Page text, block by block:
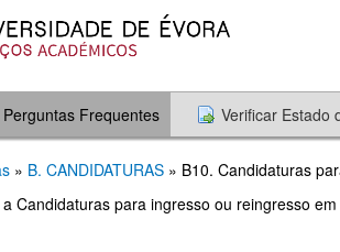
Perguntas Frequentes Verificar Estado
» B. CANDIDATURAS » B10. Candidaturas
Candidaturas para ingresso ou reingresso